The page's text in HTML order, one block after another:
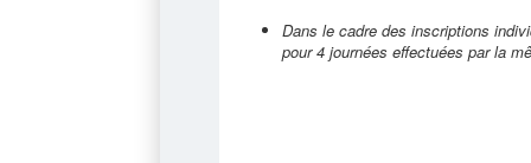
Dans le cadre des inscriptions
pour 4 journées effectuées par la